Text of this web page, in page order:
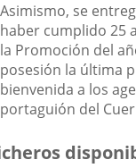
Asimismo, se
haber cumplido 25
la Promoción del
posesión la última
bienvenida a los
portaguión del